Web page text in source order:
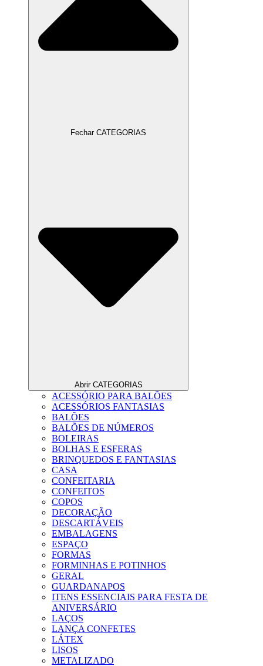
Fechar CATEGORIAS
Abrir CATEGORIAS
ACESSÓRIO PARA BALÕES
ACESSÓRIOS FANTASIAS
BALÕES
BALÕES DE NÚMEROS
BOLEIRAS
BOLHAS E ESFERAS
BRINQUEDOS E FANTASIAS
CASA
CONFEITARIA
CONFEITOS
COPOS
DECORAÇÃO
DESCARTÁVEIS
EMBALAGENS
ESPAÇO
FORMAS
FORMINHAS E POTINHOS
GERAL
GUARDANAPOS
ITENS ESSENCIAIS PARA FESTA DE
ANIVERSÁRIO
LAÇOS
LANÇA CONFETES
LÁTEX
LISOS
METALIZADO